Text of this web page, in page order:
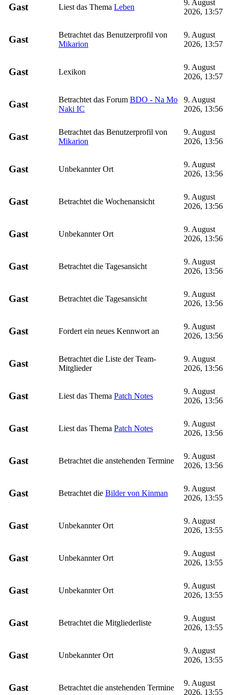
Gast Liest das Thema Leben
9. August
2026, 13:57
Gast
Betrachtet das Benutzerprofil von
Mikarion
9. August
2026, 13:57
Gast Lexikon
9. August
2026, 13:57
Gast Betrachtet das Forum BDO - Na Mo
Naki IC
9. August
2026, 13:56
Gast
Betrachtet das Benutzerprofil von
Mikarion
9. August
2026, 13:56
Gast Unbekannter Ort
9. August
2026, 13:56
Gast Betrachtet die Wochenansicht
9. August
2026, 13:56
Gast Unbekannter Ort
9. August
2026, 13:56
Gast Betrachtet die Tagesansicht
9. August
2026, 13:56
Gast Betrachtet die Tagesansicht
9. August
2026, 13:56
Gast Fordert ein neues Kennwort an
9. August
2026, 13:56
Gast
Betrachtet die Liste der Team-
Mitglieder
9. August
2026, 13:56
Gast Liest das Thema Patch Notes
9. August
2026, 13:56
Gast Liest das Thema Patch Notes
9. August
2026, 13:56
Gast Betrachtet die anstehenden Termine
9. August
2026, 13:56
Gast Betrachtet die Bilder von Kinman
9. August
2026, 13:55
Gast Unbekannter Ort
9. August
2026, 13:55
Gast Unbekannter Ort
9. August
2026, 13:55
Gast Unbekannter Ort
9. August
2026, 13:55
Gast Betrachtet die Mitgliederliste
9. August
2026, 13:55
Gast Unbekannter Ort
9. August
2026, 13:55
Gast Betrachtet die anstehenden Termine
9. August
2026, 13:55